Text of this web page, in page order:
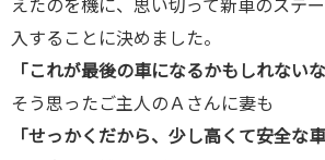
えたのを機に、思い切って新車のステ
入することに決めました。
「これが最後の車になるかもしれないな
そう思ったご主人のＡさんに妻も
「せっかくだから、少し高くて安全な